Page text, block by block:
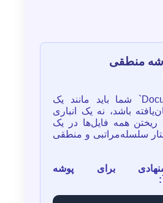
منطقی
پوشه `Documents` شما باید مانند یک
باشد، نه یک انباری
همه فایل‌ها در یک
سلسله‌مراتبی و منطقی
برای پوشه